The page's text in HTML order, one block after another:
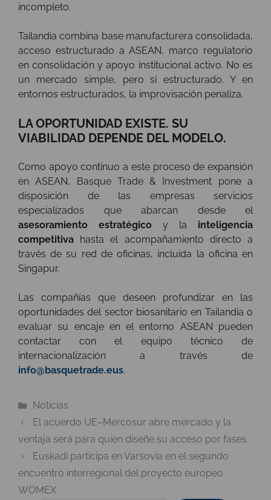
incompleto.
Tailandia combina base manufacturera consolidada,
acceso estructurado a ASEAN, marco regulatorio
en consolidación y apoyo institucional activo. No es
un mercado simple, pero sí estructurado. Y en
entornos estructurados, la improvisación penaliza.
LA OPORTUNIDAD EXISTE. SU
VIABILIDAD DEPENDE DEL MODELO.
Como apoyo continuo a este proceso de expansión
en ASEAN, Basque Trade & Investment pone a
disposición de las empresas servicios
especializados que abarcan desde el
asesoramiento estratégico y la inteligencia
competitiva hasta el acompañamiento directo a
través de su red de oficinas, incluida la oficina en
Singapur.
Las compañías que deseen profundizar en las
oportunidades del sector biosanitario en Tailandia o
evaluar su encaje en el entorno ASEAN pueden
contactar con el equipo técnico de
internacionalización a través de
info@basquetrade.eus.
Categorías
Noticias
El acuerdo UE–Mercosur abre mercado y la
ventaja será para quien diseñe su acceso por fases
Euskadi participa en Varsovia en el segundo
encuentro interregional del proyecto europeo
WOMEX